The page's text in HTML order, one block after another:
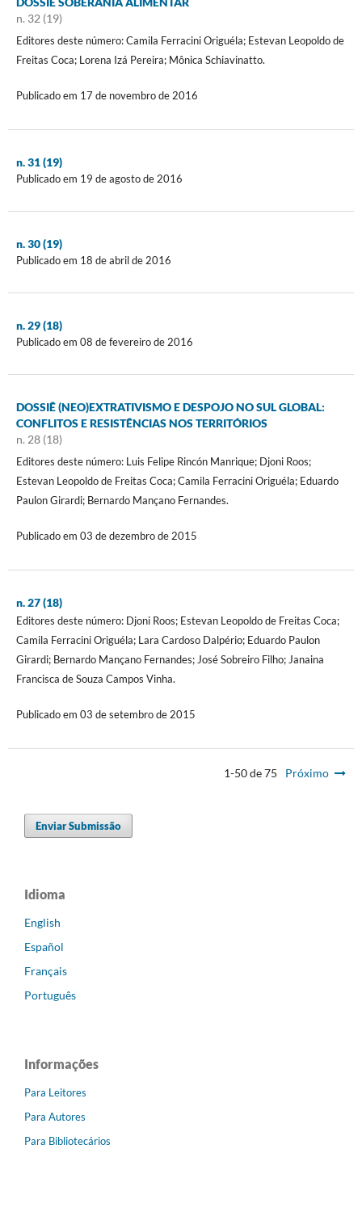
n. 32 (19)
Editores deste número: Camila Ferracini Origuéla; Estevan Leopoldo de
Freitas Coca; Lorena Izá Pereira; Mônica Schiavinatto.
Publicado em 17 de novembro de 2016
n. 31 (19)
Publicado em 19 de agosto de 2016
n. 30 (19)
Publicado em 18 de abril de 2016
n. 29 (18)
Publicado em 08 de fevereiro de 2016
DOSSIÊ (NEO)EXTRATIVISMO E DESPOJO NO SUL GLOBAL:
CONFLITOS E RESISTÊNCIAS NOS TERRITÓRIOS
n. 28 (18)
Editores deste número: Luis Felipe Rincón Manrique; Djoni Roos;
Estevan Leopoldo de Freitas Coca; Camila Ferracini Origuéla; Eduardo
Paulon Girardi; Bernardo Mançano Fernandes.
Publicado em 03 de dezembro de 2015
n. 27 (18)
Editores deste número: Djoni Roos; Estevan Leopoldo de Freitas Coca;
Camila Ferracini Origuéla; Lara Cardoso Dalpério; Eduardo Paulon
Girardi; Bernardo Mançano Fernandes; José Sobreiro Filho; Janaina
Francisca de Souza Campos Vinha.
Publicado em 03 de setembro de 2015
1-50 de 75 Próximo
Enviar Submissão
Idioma
English
Español
Français
Português
Informações
Para Leitores
Para Autores
Para Bibliotecários